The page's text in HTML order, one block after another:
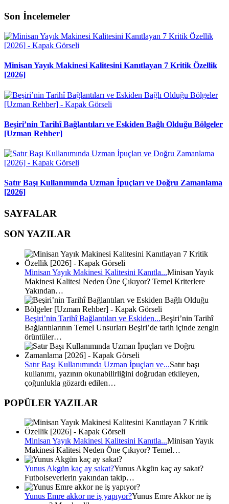
Son İncelemeler
Minisan Yayık Makinesi Kalitesini Kanıtlayan 7 Kritik Özellik
[2026]
Beşiri’nin Tarihî Bağlantıları ve Eskiden Bağlı Olduğu Bölgeler
[Uzman Rehber]
Satır Başı Kullanımında Uzman İpuçları ve Doğru Zamanlama
[2026]
SAYFALAR
SON YAZILAR
Minisan Yayık Makinesi Kalitesini Kanıtla...Minisan Yayık
Makinesi Kalitesi Neden Öne Çıkıyor? Temel Kriterlere
Yakından…
Beşiri’nin Tarihî Bağlantıları ve Eskiden...Beşiri’nin Tarihî
Bağlantılarının Temel Unsurları Beşiri’de tarih içinde zengin
örüntüler…
Satır Başı Kullanımında Uzman İpuçları ve...Satır başı
kullanımı, yazının okunabilirliğini doğrudan etkileyen,
çoğunlukla gözardı edilen…
POPÜLER YAZILAR
Minisan Yayık Makinesi Kalitesini Kanıtla...Minisan Yayık
Makinesi Kalitesi Neden Öne Çıkıyor? Temel…
Yunus Akgün kaç ay sakat?Yunus Akgün kaç ay sakat?
Futbolseverlerin yakından takip…
Yunus Emre akkor ne iş yapıyor?Yunus Emre Akkor ne iş